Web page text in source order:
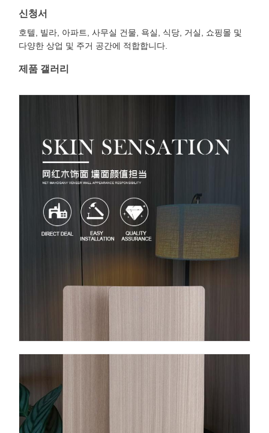
신청서
호텔, 빌라, 아파트, 사무실 건물, 욕실, 식당, 거실, 쇼핑몰 및
다양한 상업 및 주거 공간에 적합합니다.
제품 갤러리